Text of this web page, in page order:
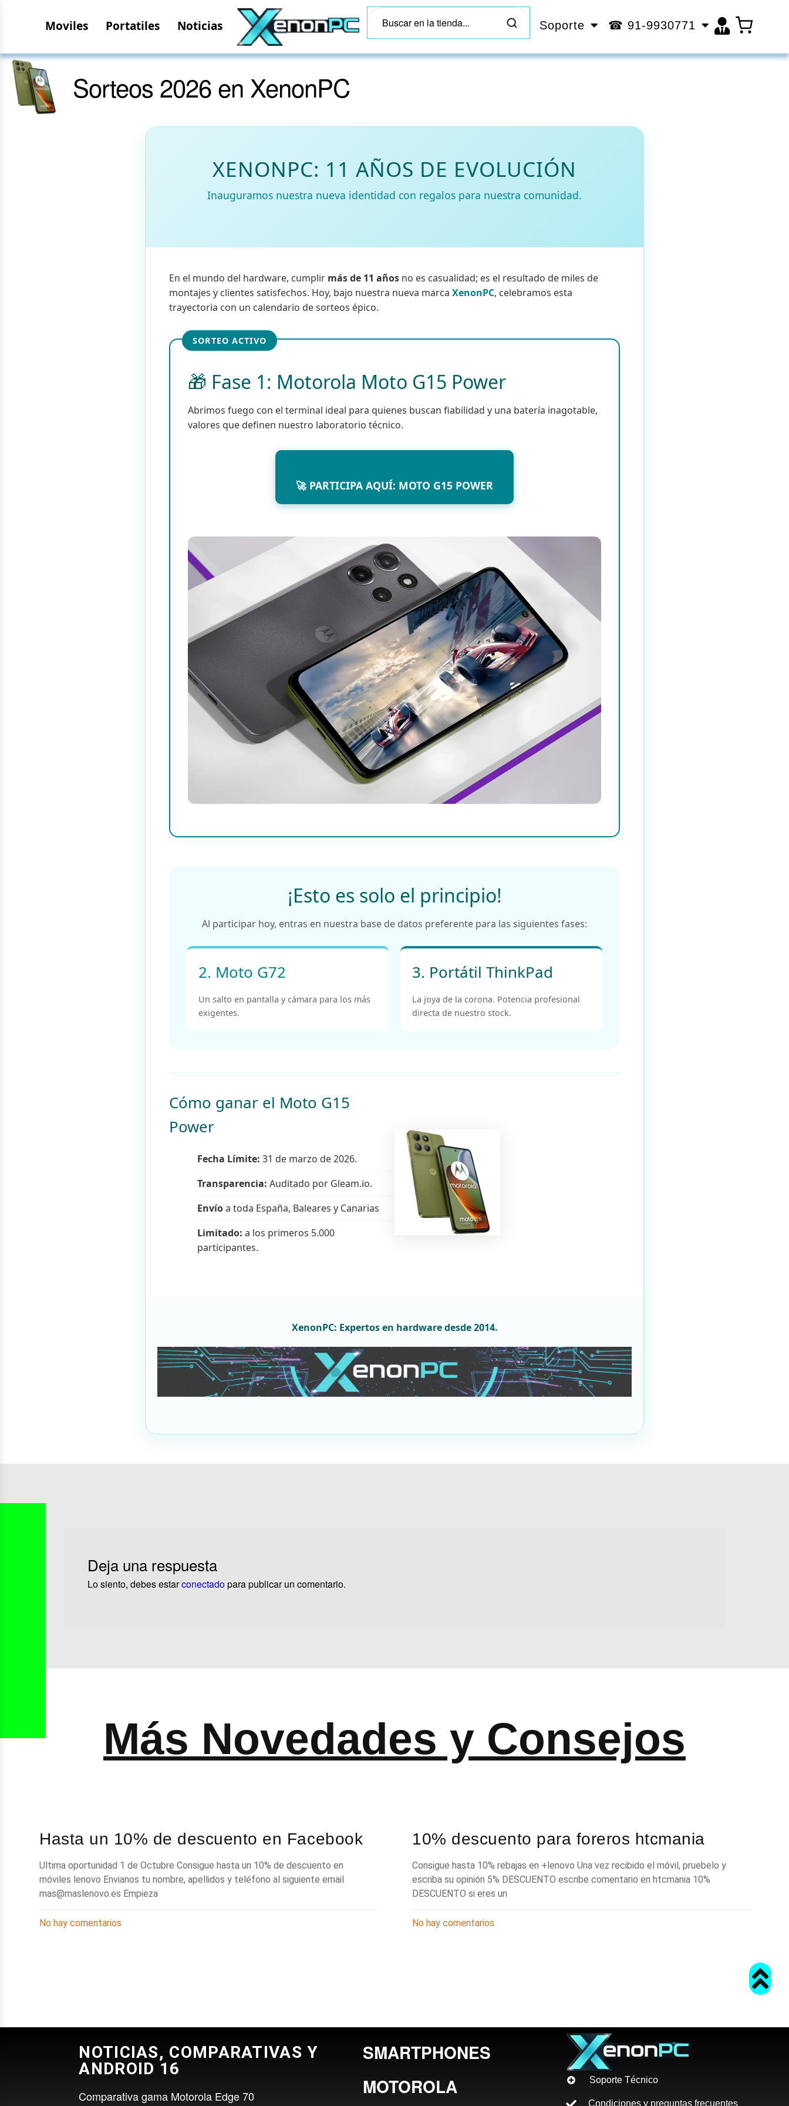
Moviles Portatiles Noticias Soporte ☎ 91-9930771
Sorteos 2026 en XenonPC
XENONPC: 11 AÑOS DE EVOLUCIÓN
Inauguramos nuestra nueva identidad con regalos para nuestra comunidad.
En el mundo del hardware, cumplir más de 11 años no es casualidad; es el resultado de miles de
montajes y clientes satisfechos. Hoy, bajo nuestra nueva marca XenonPC, celebramos esta
trayectoria con un calendario de sorteos épico.
SORTEO ACTIVO
🎁 Fase 1: Motorola Moto G15 Power
Abrimos fuego con el terminal ideal para quienes buscan fiabilidad y una batería inagotable,
valores que definen nuestro laboratorio técnico.
🚀 PARTICIPA AQUÍ: MOTO G15 POWER
¡Esto es solo el principio!
Al participar hoy, entras en nuestra base de datos preferente para las siguientes fases:
2. Moto G72
Un salto en pantalla y cámara para los más
exigentes.
3. Portátil ThinkPad
La joya de la corona. Potencia profesional
directa de nuestro stock.
Cómo ganar el Moto G15
Power
Fecha Límite: 31 de marzo de 2026.
Transparencia: Auditado por Gleam.io.
Envíoa toda España, Baleares y Canarias
Limitado: a los primeros 5.000
participantes.
XenonPC: Expertos en hardware desde 2014.
Deja una respuesta
Lo siento, debes estarconectadopara publicar un comentario.
Más Novedades y Consejos
Hasta un 10% de descuento en Facebook
Ultima oportunidad 1 de Octubre Consigue hasta un 10% de descuento en
móviles lenovo Envianos tu nombre, apellidos y teléfono al siguiente email
mas@maslenovo.es Empieza
No hay comentarios
10% descuento para foreros htcmania
Consigue hasta 10% rebajas en +lenovo Una vez recibido el móvil, pruebelo y
escriba su opinión 5% DESCUENTO escribe comentario en htcmania 10%
DESCUENTO si eres un
No hay comentarios
NOTICIAS, COMPARATIVAS Y
ANDROID 16
Comparativa gama Motorola Edge 70
SMARTPHONES
MOTOROLA
Soporte Técnico
Condiciones y preguntas frecuentes